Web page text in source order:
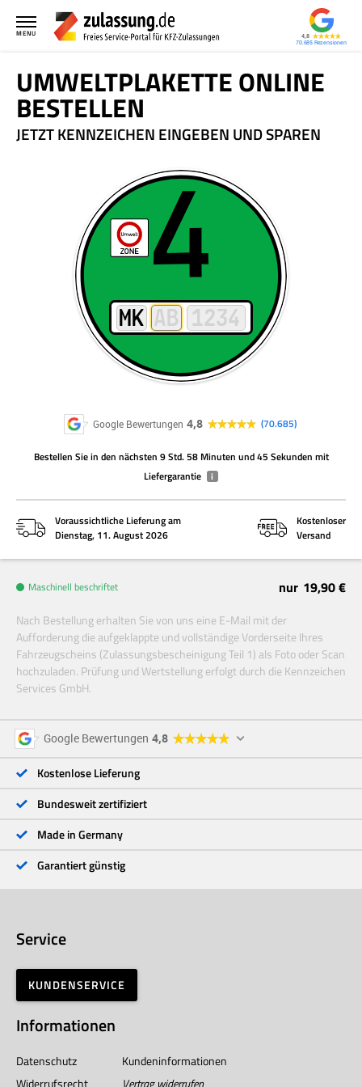
4,8
70.685
MENU
UMWELTPLAKETTE ONLINE
BESTELLEN
JETZT KENNZEICHEN EINGEBEN UND SPAREN
Google Bewertungen 4,8 70.685
Bestellen Siein den nächsten 9 Std. 58 Minuten und 45 Sekunden mit
Liefergarantie
i
Voraussichtliche Lieferung am
Dienstag, 11. August 2026
Kostenloser
Versand
Maschinell beschriftet nur 19,90 €
Nach Bestellung erhalten Sie von uns eine E-Mail mit der
Aufforderung die aufgeklappte und vollständige Vorderseite Ihres
Fahrzeugscheins (Zulassungsbescheinigung Teil 1) als Foto oder Scan
hochzuladen. Prüfung und Wertstellung erfolgt durch die Kennzeichen
Services GmbH.
Google Bewertungen 4,8
4 Sterne
3 Sterne
<1 %
2 Sterne
1 Stern
<1 %
Kostenlose Lieferung
Bundesweit zertifiziert
Made in Germany
Garantiert günstig
Service
KUNDENSERVICE
Informationen
Datenschutz
Kundeninformationen
Widerrufsrecht
Vertrag widerrufen